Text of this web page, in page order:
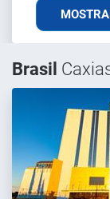
Brasil